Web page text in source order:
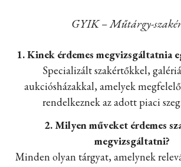
GYIK – Műtárgy-
1. Kinek érdemes megvizsgáltatnia
Specializált szakértőkkel,
aukciósházakkal, amelyek
rendelkeznek az adott piaci
2. Milyen műveket érdemes
megvizsgáltatni?
Minden olyan tárgyat, amelynek